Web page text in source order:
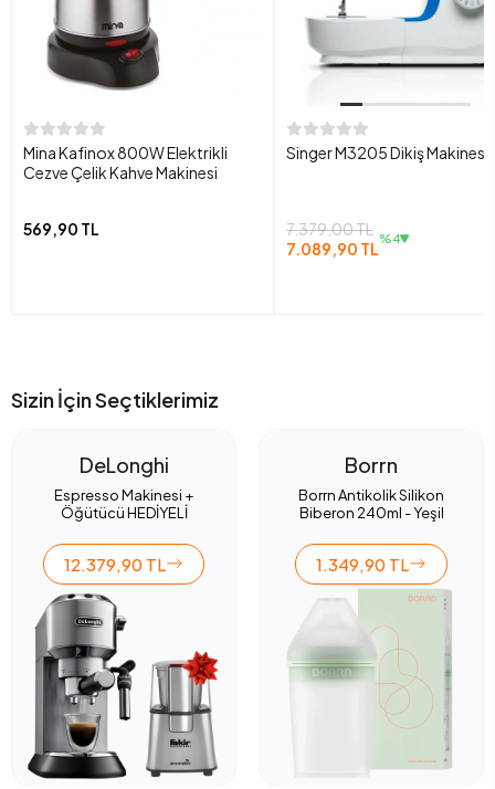
Mina Kafinox 800W Elektrikli
Cezve Çelik Kahve Makinesi
569,90 TL
Singer M3205 Dikiş Makinesi
7.379,00 TL
7.089,90 TL %4
Sizin İçin Seçtiklerimiz
DeLonghi
Espresso Makinesi +
Öğütücü HEDİYELİ
12.379,90 TL
Borrn
Borrn Antikolik Silikon
Biberon 240ml - Yeşil
1.349,90 TL